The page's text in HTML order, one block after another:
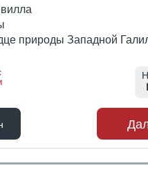
природы Западной